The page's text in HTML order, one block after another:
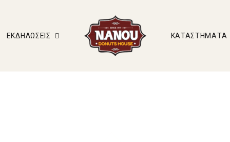
ΕΚΔΗΛΏΣΕΙΣ ΚΑΤΑΣΤΉΜΑΤΑ